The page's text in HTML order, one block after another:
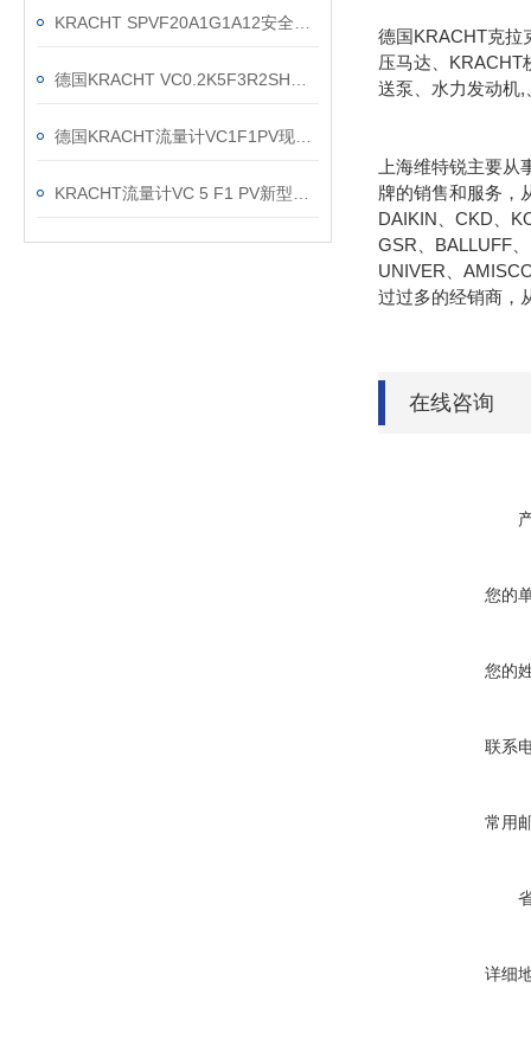
德国KRACHT克拉
压马达、KRACHT
送泵、水力发动机
上海维特锐主要
牌的销售和服务，
DAIKIN、CKD、
GSR、BALLUFF
UNIVER、
过过多的经销商，
在线咨询
您的
您的
联系
常用
详细